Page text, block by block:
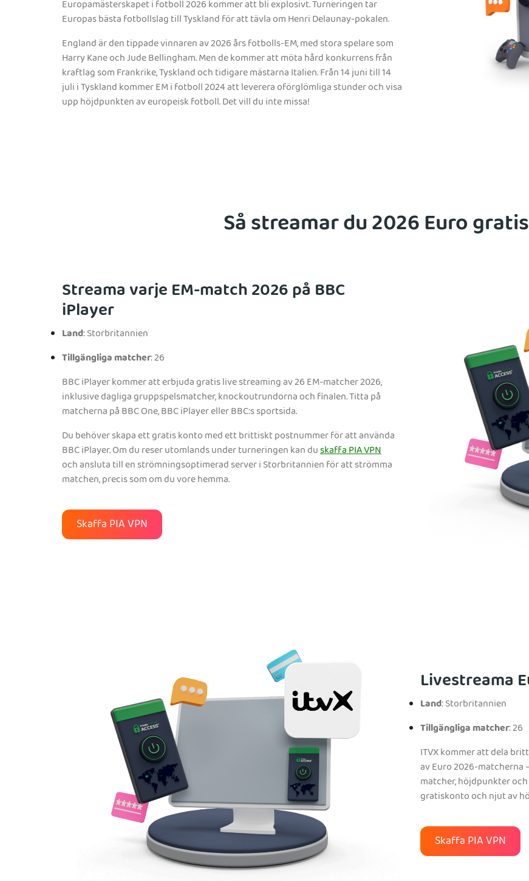
Europamästerskapet i fotboll 2026 kommer att bli explosivt. Turneringen tar
Europas bästa fotbollslag till Tyskland för att tävla om Henri Delaunay-pokalen.
England är den tippade vinnaren av 2026 års fotbolls-EM, med stora spelare som
Harry Kane och Jude Bellingham. Men de kommer att möta hård konkurrens från
kraftlag som Frankrike, Tyskland och tidigare mästarna Italien. Från 14 juni till 14
juli i Tyskland kommer EM i fotboll 2024 att leverera oförglömliga stunder och visa
upp höjdpunkten av europeisk fotboll. Det vill du inte missa!
Så streamar du 2026 Euro
Streama varje EM-match 2026 på BBC
iPlayer
Land: Storbritannien
Tillgängliga matcher: 26
BBC iPlayer kommer att erbjuda gratis live streaming av 26 EM-matcher 2026,
inklusive dagliga gruppspelsmatcher, knockoutrundorna och finalen. Titta på
matcherna på BBC One, BBC iPlayer eller BBC:s sportsida.
Du behöver skapa ett gratis konto med ett brittiskt postnummer för att använda
BBC iPlayer. Om du reser utomlands under turneringen kan duskaffa PIA VPN
och ansluta till en strömningsoptimerad server i Storbritannien för att strömma
matchen, precis som om du vore hemma.
Skaffa PIA VPN
Livestreama
Land: Storbritannien
Tillgängliga matcher: 26
ITVX kommer att dela
av Euro 2026-matcherna
matcher, höjdpunkter
gratiskonto och njut av
Skaffa PIA VPN